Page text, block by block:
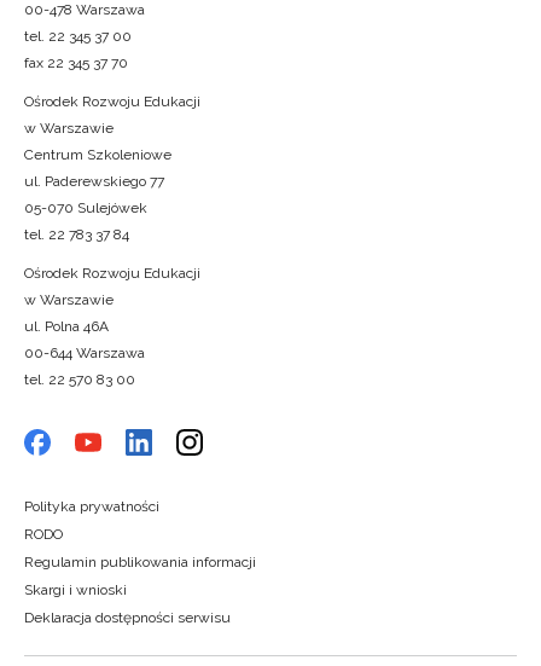
00-478 Warszawa
tel. 22 345 37 00
fax 22 345 37 70
Ośrodek Rozwoju Edukacji
w Warszawie
Centrum Szkoleniowe
ul. Paderewskiego 77
05-070 Sulejówek
tel. 22 783 37 84
Ośrodek Rozwoju Edukacji
w Warszawie
ul. Polna 46A
00-644 Warszawa
tel. 22 570 83 00
Polityka prywatności
RODO
Regulamin publikowania informacji
Skargi i wnioski
Deklaracja dostępności serwisu